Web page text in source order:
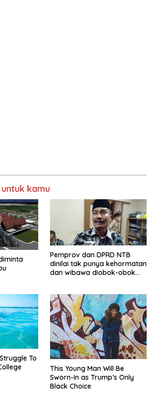
kamu
Pemprov dan DPRD NTB
dinilai tak punya kehormatan
dan wibawa diobok-obok
To
This Young Man Will Be
Sworn-In as Trump’s Only
Black Choice